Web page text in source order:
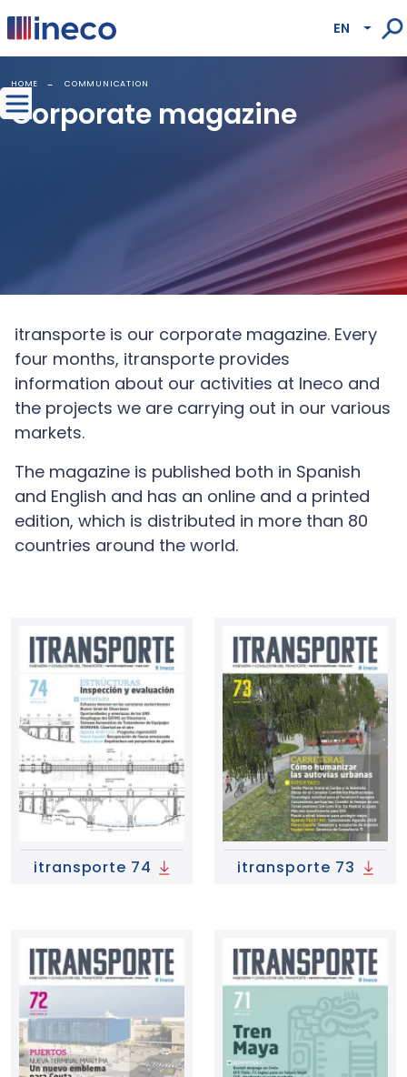
Pasar al contenido principal EN Lista
HOME COMMUNICATION
Corporate magazine
itransporte is our corporate magazine. Every
four months, itransporte provides
information about our activities at Ineco and
the projects we are carrying out in our various
markets.
The magazine is published both in Spanish
and English and has an online and a printed
edition, which is distributed in more than 80
countries around the world.
itransporte 74 itransporte 73